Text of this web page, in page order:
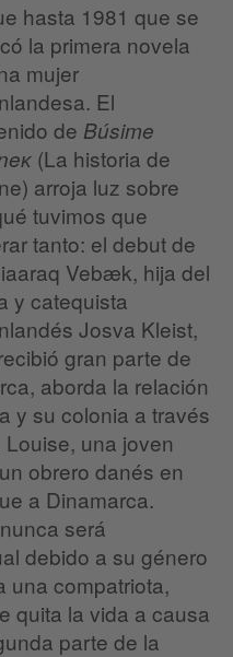
hasta 1981 que se
la primera novela
mujer
El
de Búsime
(La historia de
arroja luz sobre
tuvimos que
tanto: el debut de
Vebæk, hija del
y catequista
Josva Kleist,
gran parte de
aborda la relación
y su colonia a través
una joven
obrero danés en
a Dinamarca.
será
debido a su género
una compatriota,
quita la vida a causa
parte de la